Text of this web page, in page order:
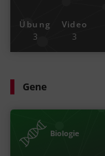
Übung
3
Video
3
Gene
Biologie